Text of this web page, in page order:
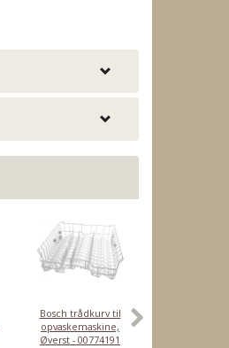
Bosch trådkurv til
opvaskemaskine,
Øverst - 00774191